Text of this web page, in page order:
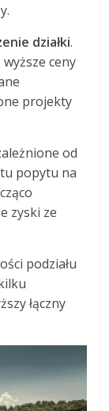
działki.
ceny
projekty
od
popytu na
zyski ze
podziału
łączny